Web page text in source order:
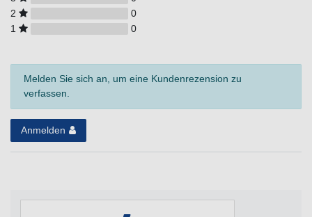
2
0
1
0
Melden Sie sich an, um eine Kundenrezension zu
verfassen.
Anmelden